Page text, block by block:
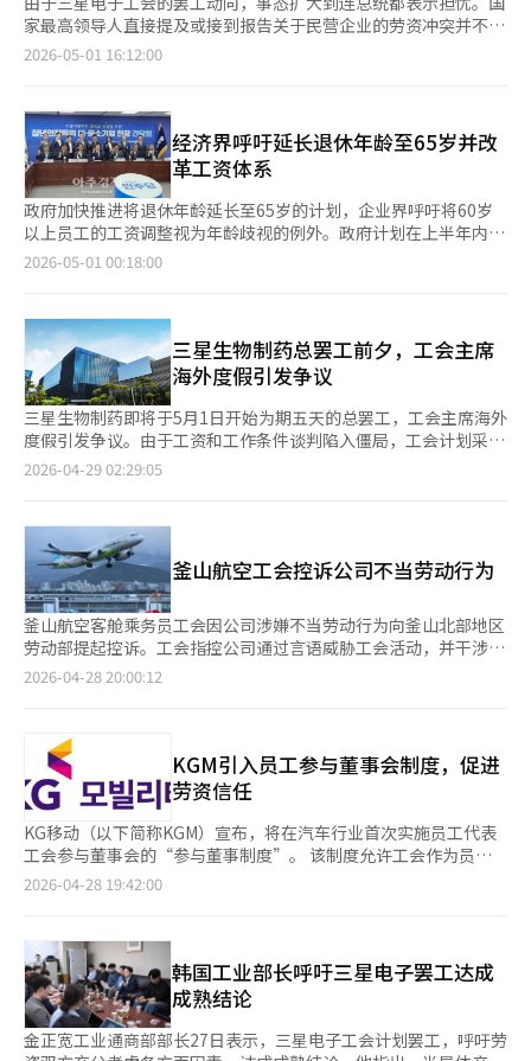
家最高领导人直接提及或接到报告关于民营企业的劳资冲突并不常
见，这表明三星电子的罢工可能对韩国经济产生重大影响。劳资双
断将对合作伙伴、地方经济、零部件和设备行业以及物流网络造成
连锁冲击。如果海外客户因供应不稳定而减少订单或转向竞争对
手，损失将难以在短期内弥补。当前正值全球半导体竞争激烈之
际，人工智能的扩展导致先进存储器和代工需求激增。美国、台
湾、中国和日本都在政府层面支持企业增强竞争力。在此时，韩国
代表企业因内部冲突而受阻，无异于给竞争对手留下空隙。工会的
集体行动权是宪法保障的权利，要求改善工资、奖金和工作条件是
正当的。然而，总罢工应是最后的手段。以生产中断和损失规模为
会的责任也更重。权利和责任应并重。企业方面也不能免于责任。
如果劳资冲突反复出现，应反思是否存在补偿体系信任不足、沟通
缺失和现场不满积累等问题。业绩改善时，应在合理标准下分配成
果，并考虑未来投资和就业稳定，履行解释责任。没有对话的坚持
只会加剧问题。总统的担忧应被视为经济安全层面的警告，而非政
治干预。半导体是韩国出口的核心，也是国家战略产业。政府应在
法律和原则下加强调解功能，确保谈判正常进行。对非法行为要严
肃应对，但对合法谈判应积极支持。若三星电子的劳资冲突长期
抗，公司也需提出恢复员工信任的具体方案。如果事态已引发总统
担忧，警报已然响起。当前需要的是妥协而非对抗，责任而非对
峙。※ 本报道经人工智能（AI）系统翻译与编辑。
2026-05-01 16:12:00
经济界呼吁延长退休年龄至65岁并改
革工资体系
政府加快推进将退休年龄延长至65岁的计划，企业界呼吁将60岁
以上员工的工资调整视为年龄歧视的例外。政府计划在上半年内提
交法案，但在工资体系和雇佣方式上尚未达成共识。4月30日，共
体系。韩国经营者总协会调查了日本的企业，了解其在60岁后继续
雇佣老年员工的制度，以为韩国的政策提供参考。经营者总协会要
求考虑企业的人事体系，找到自愿执行的妥协点。希望通过以职务
和绩效为中心的工资体系改革，缓解企业因延长雇佣60岁以上员工
而增加的人力成本。统一的工资调整可能导致老年员工的动力下降
和生产力降低，因此需制定基于专业性和绩效的差异化奖励方案。
据经营者总协会称，日本通过劳资政分担老年员工雇佣延长带来的
社会成本。所有希望继续工作的员工都能被雇佣，但再雇佣时工资
定的退休年龄仍为60岁，但实施了确保65岁就业的措施，企业可
选择再雇佣、延长退休年龄或废除退休年龄。日本还允许在社会合
理性的情况下修改就业规则，无需劳资协议，以减轻企业负担。日
产汽车对60岁后仍有绩效或技术能力的员工提供差异化奖励（激
励）。经营者总协会副会长李东根表示：“韩国与日本的产业和雇
佣结构相似，企业选择的形式最为理想。延长退休年龄后，改革工
资体系也能解决青年就业减少的问题。”乐天控股常务申昌勋也表
示：“工资年功序列问题严重，如果确保年功和雇佣的灵活性，延
更深入。”然而，围绕工资削减问题的劳资分歧较大，预计在未来
的立法过程中会继续产生冲突。当天的座谈会由经营者总协会、中
小企业中央会、三星全球研究、现代汽车、SK苏佩克斯追求协商
会、LG电子、乐天控股等参加。※ 本报道经人工智能（AI）系统
翻译与编辑。
2026-05-01 00:18:00
三星生物制药总罢工前夕，工会主席
海外度假引发争议
三星生物制药即将于5月1日开始为期五天的总罢工，工会主席海外
度假引发争议。由于工资和工作条件谈判陷入僵局，工会计划采取
强硬措施。工会主席朴在成目前正在海外旅行，他解释称此行是与
愿。朴在成申请休假至4月30日，这引发了对工会领导层在总罢工
前夕海外度假的批评。工会则强调这是预定计划，内部决策已完
成。与此同时，三星生物制药部分部门已开始局部罢工，约60名负
责物料分配的工会成员参与，生产受到一定影响。公司正在采取措
施以减少生产中断。此次罢工不仅涉及工资谈判，还包括改善工作
环境和扩大福利等多项要求。由于生物制药合同生产行业对生产稳
定性和连续性的高要求，罢工的长期化可能影响企业信誉和全球订
单竞争力。未来劳资双方的进一步谈判、罢工参与规模及生产中断
对三星生物制药的生产计划和外部信誉产生何种影响，值得关注。
※ 本报道经人工智能（AI）系统翻译与编辑。
2026-04-29 02:29:05
釜山航空工会控诉公司不当劳动行为
釜山航空客舱乘务员工会因公司涉嫌不当劳动行为向釜山北部地区
劳动部提起控诉。工会指控公司通过言语威胁工会活动，并干涉组
织运营。根据工会提供的资料，劳务负责人在与工会领导通话时提
称，公司试图诱导成员退出或限制加入上级组织，导致工会会员人
数下降。目前约600名客舱乘务员中，工会会员约为120人。此次
控诉发生在航空业整体就业环境变化的背景下。由于油价上涨和汇
率波动，部分航空公司正在调整招聘和人力资源管理，导致劳资紧
张加剧。釜山航空客舱乘务员工会成立于去年5月，是低成本航空
公司中首个成立的工会。自成立以来，工会与公司在工资和待遇改
善问题上存在分歧，尤其是在与真航空的合并讨论中，工资差距问
题引发了争议。工会计划在调查过程中提供通话记录和内部资料，
确认。劳动部将根据收到的控诉内容审查相关法律是否被违反。如
果被认定为不当劳动行为，可能会面临刑事处罚或整改命令。※
本报道经人工智能（AI）系统翻译与编辑。
2026-04-28 20:00:12
KGM引入员工参与董事会制度，促进
劳资信任
KG移动（以下简称KGM）宣布，将在汽车行业首次实施员工代表
工会参与董事会的“参与董事制度”。 该制度允许工会作为员工
代表参与公司最高决策机构，表达对主要管理问题的意见。此制度
为“参与董事”出席，他表示：“通过参与董事会，可以解决信息
不对称问题，反映员工的声音，促进信任和沟通。” KGM计划将
此制度发展为超越简单劳资关系的共同管理伙伴关系。KGM代表理
事黄基英强调：“参与董事制度是一个先进的治理模式，将对公司
未来产生积极影响。我们将继续加强与利益相关者的沟通，提高透
2026-04-28 19:42:00
韩国工业部长呼吁三星电子罢工达成
成熟结论
金正宽工业通商部部长27日表示，三星电子工会计划罢工，呼吁劳